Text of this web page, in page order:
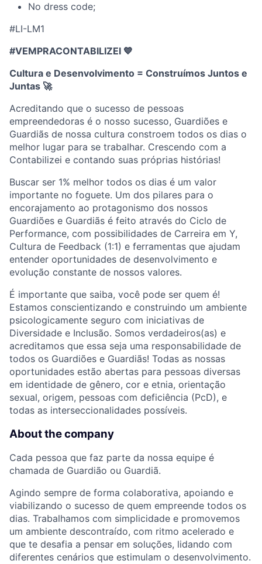
No dress code;
#LI-LM1
#VEMPRACONTABILIZEI 💙
Cultura e Desenvolvimento = Construímos Juntos e
Juntas 🚀
Acreditando que o sucesso de pessoas
empreendedoras é o nosso sucesso, Guardiões e
Guardiãs de nossa cultura constroem todos os dias o
melhor lugar para se trabalhar. Crescendo com a
Contabilizei e contando suas próprias histórias!
Buscar ser 1% melhor todos os dias é um valor
importante no foguete. Um dos pilares para o
encorajamento ao protagonismo dos nossos
Guardiões e Guardiãs é feito através do Ciclo de
Performance, com possibilidades de Carreira em Y,
Cultura de Feedback (1:1) e ferramentas que ajudam
entender oportunidades de desenvolvimento e
evolução constante de nossos valores.
É importante que saiba, você pode ser quem é!
Estamos conscientizando e construindo um ambiente
psicologicamente seguro com iniciativas de
Diversidade e Inclusão. Somos verdadeiros(as) e
acreditamos que essa seja uma responsabilidade de
todos os Guardiões e Guardiãs! Todas as nossas
oportunidades estão abertas para pessoas diversas
em identidade de gênero, cor e etnia, orientação
sexual, origem, pessoas com deficiência (PcD), e
todas as interseccionalidades possíveis.
About the company
Cada pessoa que faz parte da nossa equipe é
chamada de Guardião ou Guardiã.
Agindo sempre de forma colaborativa, apoiando e
viabilizando o sucesso de quem empreende todos os
dias. Trabalhamos com simplicidade e promovemos
um ambiente descontraído, com ritmo acelerado e
que te desafia a pensar em soluções, lidando com
diferentes cenários que estimulam o desenvolvimento.